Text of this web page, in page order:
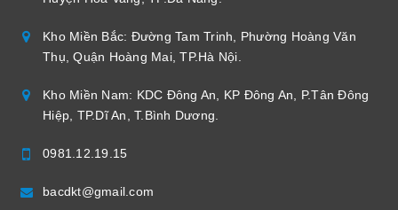
Kho Miền Bắc: Đường Tam Trinh, Phường Hoàng Văn
Thụ, Quận Hoàng Mai, TP.Hà Nội.
Kho Miền Nam: KDC Đông An, KP Đông An, P.Tân Đông
Hiệp, TP.Dĩ An, T.Bình Dương.
0981.12.19.15
bacdkt@gmail.com